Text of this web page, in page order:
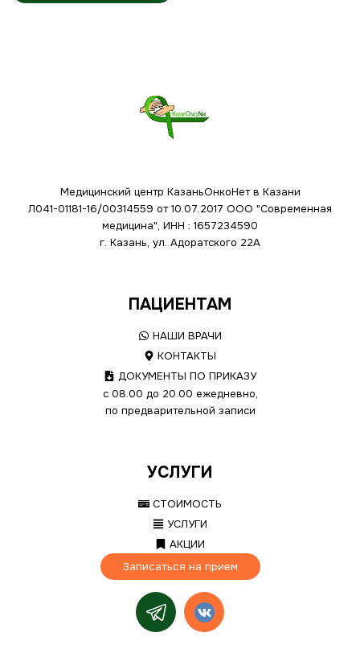
Медицинский центр КазаньОнкоНет в Казани
Л041-01181-16/00314559 от 10.07.2017 ООО "Современная
медицина", ИНН : 1657234590
г. Казань, ул. Адоратского 22А
ПАЦИЕНТАМ
НАШИ ВРАЧИ
КОНТАКТЫ
ДОКУМЕНТЫ ПО ПРИКАЗУ
с 08.00 до 20.00 ежедневно,
по предварительной записи
УСЛУГИ
СТОИМОСТЬ
УСЛУГИ
АКЦИИ
Записаться на прием